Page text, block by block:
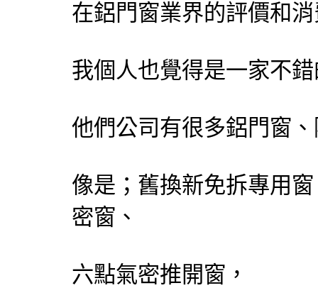
在鋁門窗業界的評價和
我個人也覺得是一家不
他們公司有很多鋁門窗
像是；舊換新免拆專用
密窗、
六點氣密推開窗，